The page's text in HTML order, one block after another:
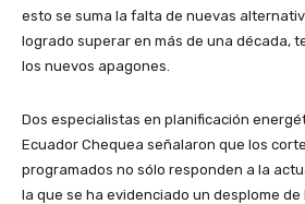
esto se suma la falta de nuevas
logrado superar en más de una década,
los nuevos apagones.
Dos especialistas en planificación
Ecuador Chequea señalaron que los
programados no sólo responden a la
la que se ha evidenciado un desplome de